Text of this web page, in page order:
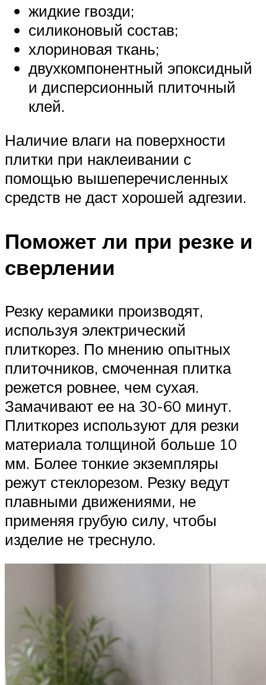
жидкие гвозди;
силиконовый состав;
хлориновая ткань;
двухкомпонентный эпоксидный
и дисперсионный плиточный
клей.
Наличие влаги на поверхности
плитки при наклеивании с
помощью вышеперечисленных
средств не даст хорошей адгезии.
Поможет ли при резке и
сверлении
Резку керамики производят,
используя электрический
плиткорез. По мнению опытных
плиточников, смоченная плитка
режется ровнее, чем сухая.
Замачивают ее на 30-60 минут.
Плиткорез используют для резки
материала толщиной больше 10
мм. Более тонкие экземпляры
режут стеклорезом. Резку ведут
плавными движениями, не
применяя грубую силу, чтобы
изделие не треснуло.